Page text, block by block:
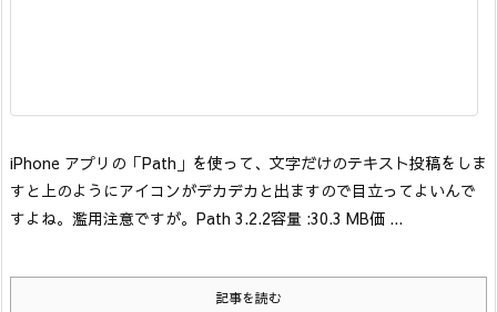
iPhone アプリの「Path」を使って、文字だけのテキスト投稿をしま
すと上のようにアイコンがデカデカと出ますので目立ってよいんで
すよね。濫用注意ですが。 Path 3.2.2容量 :30.3 MB価 ...
記事を読む